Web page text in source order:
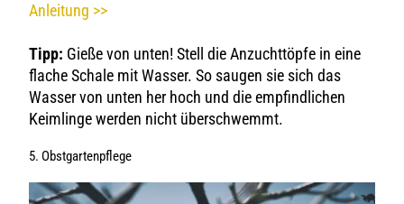
Anleitung >>
Tipp: Gieße von unten! Stell die Anzuchttöpfe in eine
flache Schale mit Wasser. So saugen sie sich das
Wasser von unten her hoch und die empfindlichen
Keimlinge werden nicht überschwemmt.
5. Obstgartenpflege